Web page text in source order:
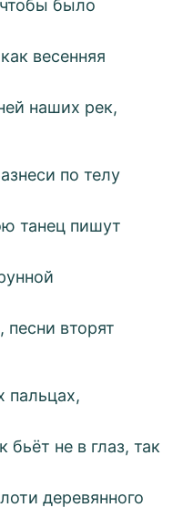
было
весенняя
наших рек,
по телу
танец пишут
песни вторят
пальцах,
не в глаз, так
деревянного